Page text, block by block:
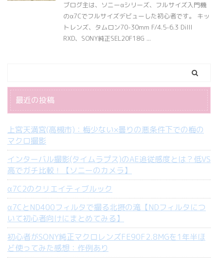
ブログ主は、ソニーαシリーズ、フルサイズ入門機
のα7Cでフルサイズデビューした初心者です。 キッ
トレンズ、タムロン70-30mm F/4.5-6.3 DiIII
RXD、SONY純正SEL20F18G ...
最近の投稿
上宮天満宮(高槻市)：梅少ない×曇りの悪条件下での梅の
マクロ撮影
インターバル撮影(タイムラプス)のAE追従感度とは？低VS
高でガチ比較！【ソニーのカメラ】
α7C2のクリエイティブルック
α7CとND400フィルタで撮る北摂の滝【NDフィルタにつ
いて初心者向けにまとめてみる】
初心者がSONY純正マクロレンズFE90F2.8MGを1年半ほ
ど使ってみた感想：作例あり